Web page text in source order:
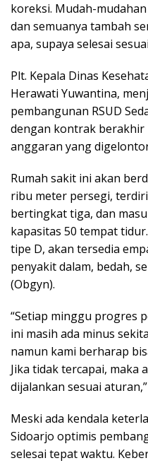
koreksi. Mudah-
dan semuanya tambah
apa, supaya selesai
Plt. Kepala Dinas
Herawati Yuwantina,
pembangunan RSUD
dengan kontrak berakhir
anggaran yang
Rumah sakit ini akan
ribu meter persegi,
bertingkat tiga, dan
kapasitas 50 tempat
tipe D, akan tersedia
penyakit dalam, bedah,
(Obgyn).
“Setiap minggu progres
ini masih ada minus
namun kami berharap
Jika tidak tercapai, maka
dijalankan sesuai
Meski ada kendala
Sidoarjo optimis
selesai tepat waktu.